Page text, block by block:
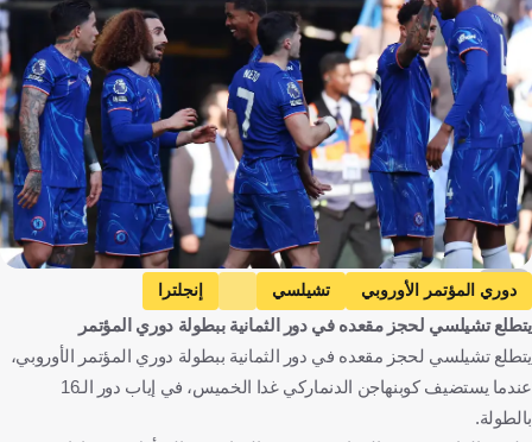
دوري المؤتمر الأوروبي تشيلسي
إنجلترا
ريال بيتيس
إسبانيا سيليي NK
سلوفينيا
مولدي
النرويج ديورجاردن
السويد
البرتغال باناثينايكوس
اليونان
يتطلع تشيلسي لحجز مقعده في دور الثمانية ببطولة دوري المؤتمر
يتطلع تشيلسي لحجز مقعده في دور الثمانية ببطولة دوري المؤتمر الأوروبي،
عندما يستضيف كوبنهاجن الدنماركي غدا الخميس، في إياب دور الـ16
بالطولة.